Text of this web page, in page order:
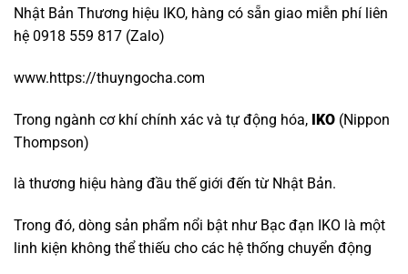
Nhật Bản Thương hiệu IKO, hàng có sẵn giao miễn phí liên
hệ 0918 559 817 (Zalo)
www.https://thuyngocha.com
Trong ngành cơ khí chính xác và tự động hóa, IKO (Nippon
Thompson)
là thương hiệu hàng đầu thế giới đến từ Nhật Bản.
Trong đó, dòng sản phẩm nổi bật như Bạc đạn IKO là một
linh kiện không thể thiếu cho các hệ thống chuyển động